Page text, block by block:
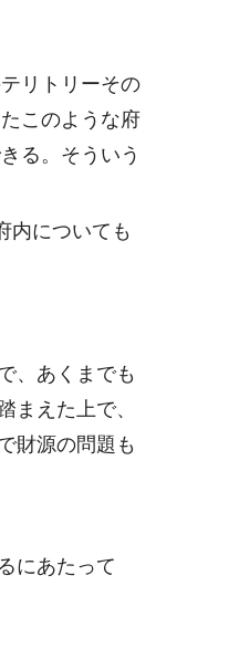
リトリーその
このような府
る。そういう
内についても
、あくまでも
まえた上で、
財源の問題も
にあたって